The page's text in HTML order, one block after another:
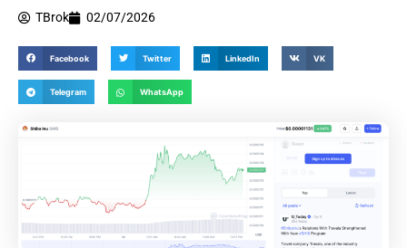
TBrok 02/07/2026
Facebook Twitter LinkedIn VK
Telegram WhatsApp